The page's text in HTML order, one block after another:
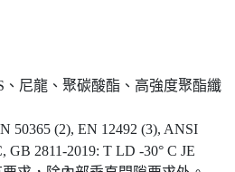
、尼龍、聚碳酸酯、高強度聚酯纖
50365 (2), EN 12492 (3), ANSI
GB 2811-2019: T LD -30° C JE